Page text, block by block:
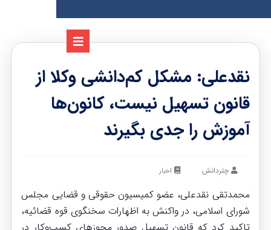
نقدعلی: مشکل کم‌دانشی وکلا از
قانون تسهیل نیست، کانون‌ها
آموزش را جدی بگیرند
چتردانش اخبار
محمدتقی نقدعلی، عضو کمیسیون حقوقی و قضایی مجلس
شورای اسلامی، در واکنش به اظهارات سخنگوی قوه قضائیه،